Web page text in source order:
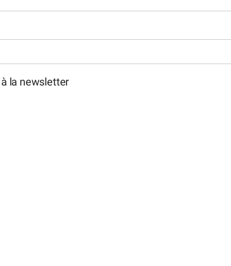
la newsletter